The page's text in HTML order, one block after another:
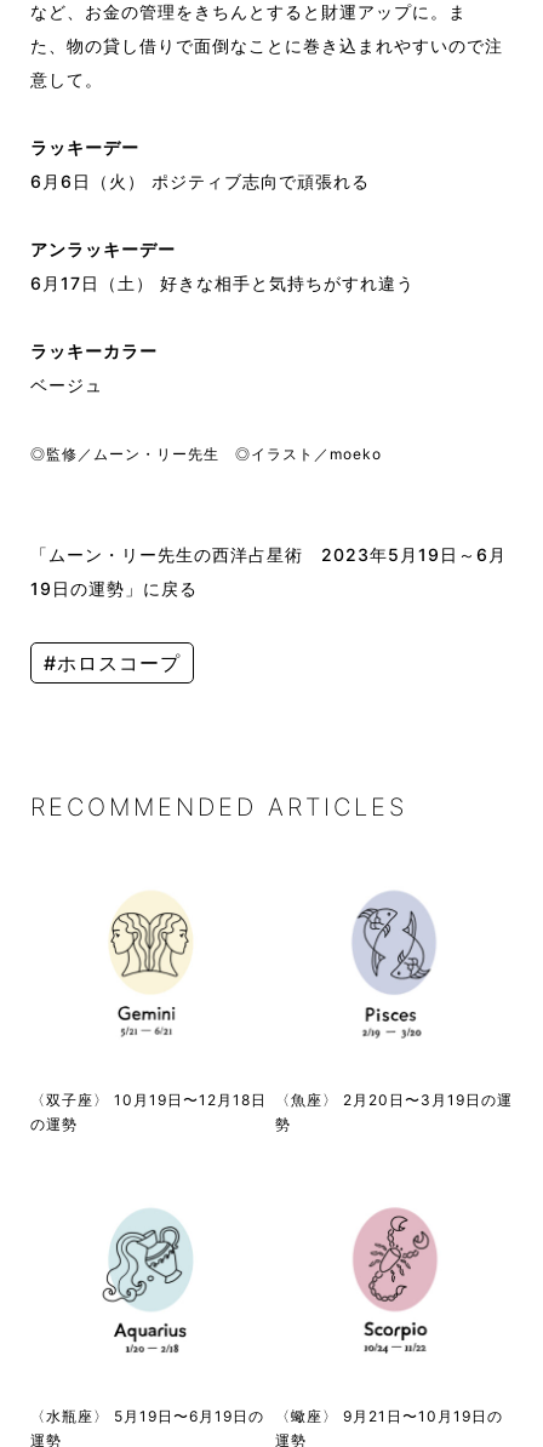
な ど、 お金の管理をきちんとすると財運アップに。
ま
た、 物の貸し借りで面倒なことに巻き込まれやすいので注
意して。
ラッキーデー
6 月 6 日 （火） ポジティブ志向で頑張れる
アンラッキーデー
6 月 17日 （土） 好きな相手と気持ちがすれ違う
ラッキーカラー
ベージュ
◎監修／ムーン・リー先生 ◎イラスト／moeko
「ムーン・リー先生の西洋占星術 2023年5月19日～6月
19日の運勢」に戻る
#ホロスコープ
RECOMMENDED ARTICLES
〈双子座〉 10月19日〜12月18日
の運勢
〈魚座〉 2月20日〜3月19日の運
勢
〈水瓶座〉 5月19日〜6月19日の
運勢
〈蠍座〉 9月21日〜10月19日の
運勢